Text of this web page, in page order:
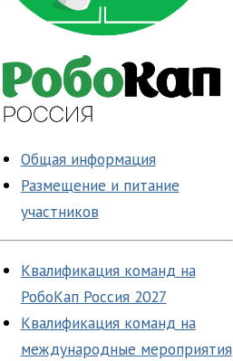
Общая информация
Размещение и питание
участников
Квалификация команд на
РобоКап Россия 2027
Квалификация команд на
международные мероприятия